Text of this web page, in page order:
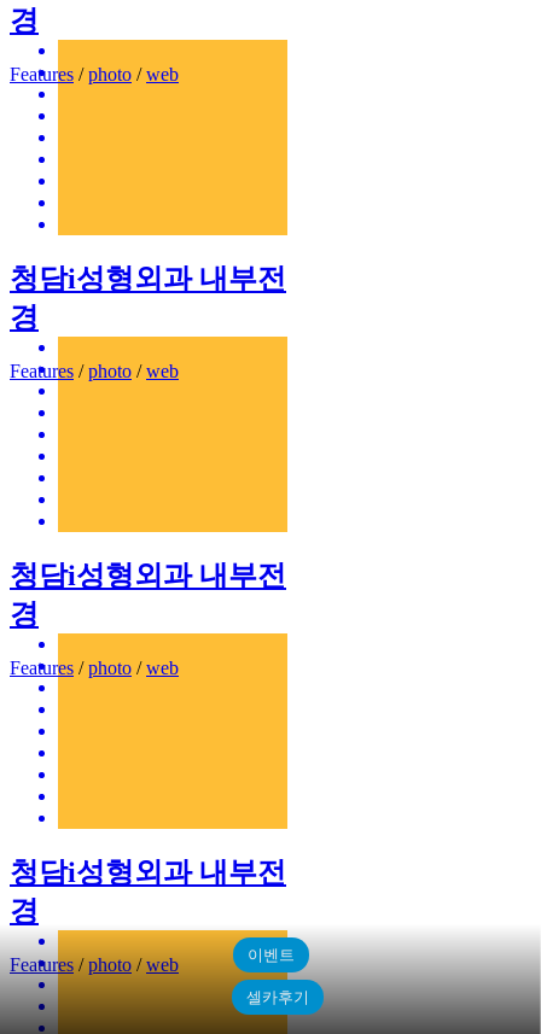
경
Features /photo /web
청담i성형외과 내부전
경
Features /photo /web
청담i성형외과 내부전
경
Features /photo /web
청담i성형외과 내부전
경
Features /photo /web 이벤트
셀카후기